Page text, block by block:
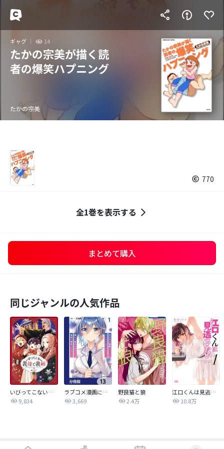
ギャグ 14
たかの宗美が描く読
者の爆笑ハプニング
たかの宗美
770
全1巻を表示する
まとめて購入
同じジャンルの人気作品
いびってこない義母と義姉
9,834
ラブコメ漫画に入ってしまったので、推しの負けヒロインを全力で幸せにする【分冊版】
3,669
野良猫と狼
2.4万
江口くんは見逃さない
10.8万